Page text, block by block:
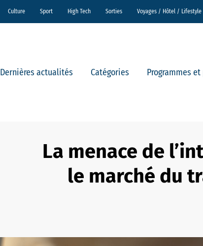
Culture Sport High Tech Sorties Voyages / Hôtel / Lifestyle
Dernières actualités Catégories Programmes
La menace de
le marché du